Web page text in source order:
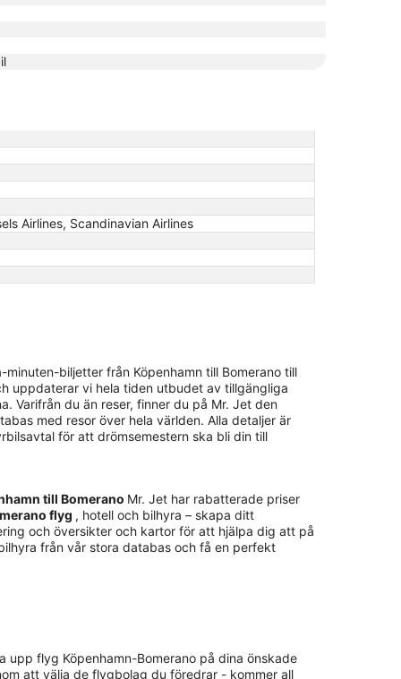
Airlines, Scandinavian Airlines
biljetter från Köpenhamn till Bomerano till
uppdaterar vi hela tiden utbudet av tillgängliga
Varifrån du än reser, finner du på Mr. Jet den
med resor över hela världen. Alla detaljer är
för att drömsemestern ska bli din till
till Bomerano Mr. Jet har rabatterade priser
flyg , hotell och bilhyra – skapa ditt
och översikter och kartor för att hjälpa dig att på
från vår stora databas och få en perfekt
flyg Köpenhamn-Bomerano på dina önskade
att välja de flygbolag du föredrar - kommer all